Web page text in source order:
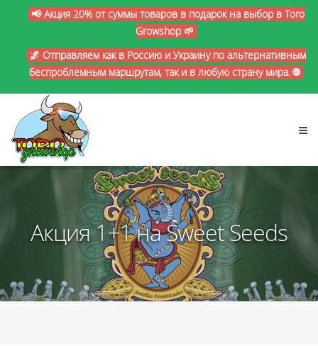
📢 Акция 20% от суммы товаров в подарок на выбор в Toro
Growshop 🌱
🌌 Отправляем как в Россию и Украину по альтернативным
беспроблемным маршрутам, так и в любую страну мира. 🌐
Акция 1+1 на Sweet Seeds